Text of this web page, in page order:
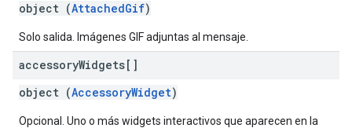
object (AttachedGif)
Solo salida. Imágenes GIF adjuntas al mensaje.
accessoryWidgets[]
object (AccessoryWidget)
Opcional. Uno o más widgets interactivos que aparecen en la